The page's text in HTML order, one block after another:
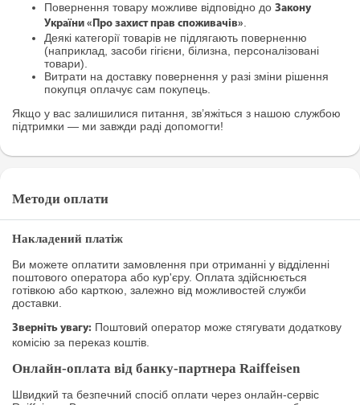
Повернення товару можливе відповідно до Закону
України «Про захист прав споживачів».
Деякі категорії товарів не підлягають поверненню
(наприклад, засоби гігієни, білизна, персоналізовані
товари).
Витрати на доставку повернення у разі зміни рішення
покупця оплачує сам покупець.
Якщо у вас залишилися питання, зв’яжіться з нашою службою
підтримки — ми завжди раді допомогти!
Методи оплати
Накладений платіж
Ви можете оплатити замовлення при отриманні у відділенні
поштового оператора або кур'єру. Оплата здійснюється
готівкою або карткою, залежно від можливостей служби
доставки.
Зверніть увагу: Поштовий оператор може стягувати додаткову
комісію за переказ коштів.
Онлайн-оплата від банку-партнера Raiffeisen
Швидкий та безпечний спосіб оплати через онлайн-сервіс